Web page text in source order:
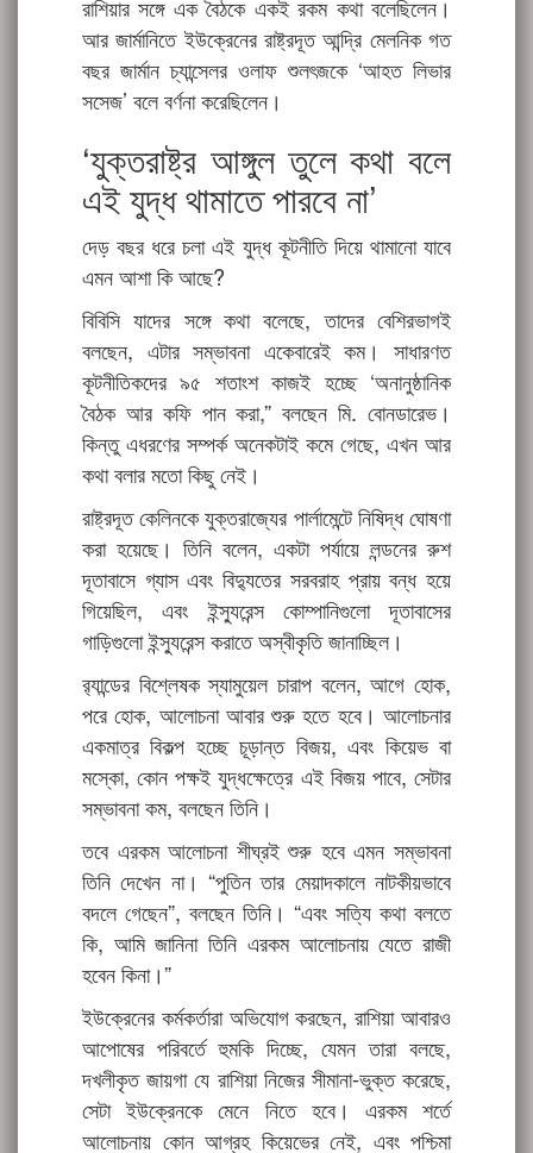
রাশিয়ার সঙ্গে এক বৈঠকে একই রকম কথা বলেছিলেন।
আর জার্মানিতে ইউক্রেনের রাষ্ট্রদূত আন্দ্রি মেলনিক গত
বছর জার্মান চ্যান্সেলর ওলাফ শুলৎজকে ‘আহত লিভার
সসেজ’ বলে বর্ণনা করেছিলেন।
‘যুক্তরাষ্ট্র আঙ্গুল তুলে কথা বলে
এই যুদ্ধ থামাতে পারবে না’
দেড় বছর ধরে চলা এই যুদ্ধ কূটনীতি দিয়ে থামানো যাবে
এমন আশা কি আছে?
বিবিসি যাদের সঙ্গে কথা বলেছে, তাদের বেশিরভাগই
বলছেন, এটার সম্ভাবনা একেবারেই কম। সাধারণত
কূটনীতিকদের ৯৫ শতাংশ কাজই হচ্ছে ‘অনানুষ্ঠানিক
বৈঠক আর কফি পান করা,” বলছেন মি. বোনডারেভ।
কিন্তু এধরণের সম্পর্ক অনেকটাই কমে গেছে, এখন আর
কথা বলার মতো কিছু নেই।
রাষ্ট্রদূত কেলিনকে যুক্তরাজ্যের পার্লামেন্টে নিষিদ্ধ ঘোষণা
করা হয়েছে। তিনি বলেন, একটা পর্যায়ে লন্ডনের রুশ
দূতাবাসে গ্যাস এবং বিদ্যুতের সরবরাহ প্রায় বন্ধ হয়ে
গিয়েছিল, এবং ইন্স্যুরেন্স কোম্পানিগুলো দূতাবাসের
গাড়িগুলো ইন্স্যুরেন্স করাতে অস্বীকৃতি জানাচ্ছিল।
র‍্যান্ডের বিশ্লেষক স্যামুয়েল চারাপ বলেন, আগে হোক,
পরে হোক, আলোচনা আবার শুরু হতে হবে। আলোচনার
একমাত্র বিকল্প হচ্ছে চূড়ান্ত বিজয়, এবং কিয়েভ বা
মস্কো, কোন পক্ষই যুদ্ধক্ষেত্রে এই বিজয় পাবে, সেটার
সম্ভাবনা কম, বলছেন তিনি।
তবে এরকম আলোচনা শীঘ্রই শুরু হবে এমন সম্ভাবনা
তিনি দেখেন না। “পুতিন তার মেয়াদকালে নাটকীয়ভাবে
বদলে গেছেন”, বলছেন তিনি। “এবং সত্যি কথা বলতে
কি, আমি জানিনা তিনি এরকম আলোচনায় যেতে রাজী
হবেন কিনা।”
ইউক্রেনের কর্মকর্তারা অভিযোগ করছেন, রাশিয়া আবারও
আপোষের পরিবর্তে হুমকি দিচ্ছে, যেমন তারা বলছে,
দখলীকৃত জায়গা যে রাশিয়া নিজের সীমানা-ভুক্ত করেছে,
সেটা ইউক্রেনকে মেনে নিতে হবে। এরকম শর্তে
আলোচনায় কোন আগ্রহ কিয়েভের নেই, এবং পশ্চিমা